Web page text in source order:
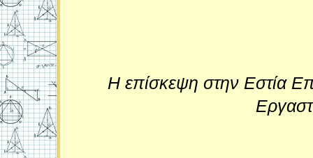
Η επίσκεψη στην Εστία